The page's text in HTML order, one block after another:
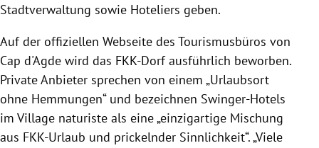
Stadtverwaltung sowie Hoteliers geben.
Auf der offiziellen Webseite des Tourismusbüros von
Cap d'Agde wird das FKK-Dorf ausführlich beworben.
Private Anbieter sprechen von einem „Urlaubsort
ohne Hemmungen“ und bezeichnen Swinger-Hotels
im Village naturiste als eine „einzigartige Mischung
aus FKK-Urlaub und prickelnder Sinnlichkeit“. „Viele